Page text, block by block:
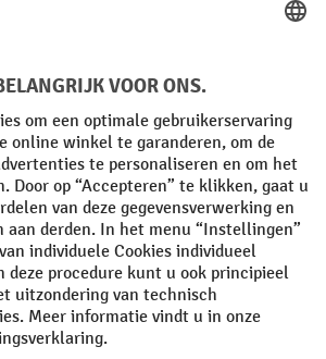
Copyright
Privacy Instellingen
shipping costs and possible delivery charges,
de voorraad strekt. De korting is niet van
prijzen. Een combinatie met andere
vouchers is niet mogelijk. | ² De korting